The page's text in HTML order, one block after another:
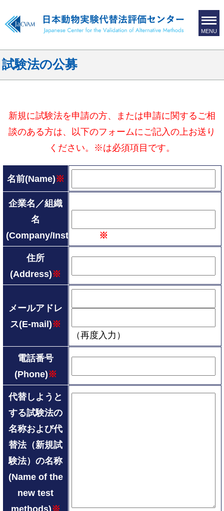
MENU
試験法の公募
新規に試験法を申請の方、または申請に関するご相
談のある方は、以下のフォームにご記入の上お送り
ください。※は必須項目です。
名前(Name)※
企業名／組織
名
(Company/Institution)
※
住所
(Address)※
メールアドレ
ス(E-mail)※
（再度入力）
電話番号
(Phone)※
代替しようと
する試験法の
名称および代
替法（新規試
験法）の名称
(Name of the
new test
methods)※